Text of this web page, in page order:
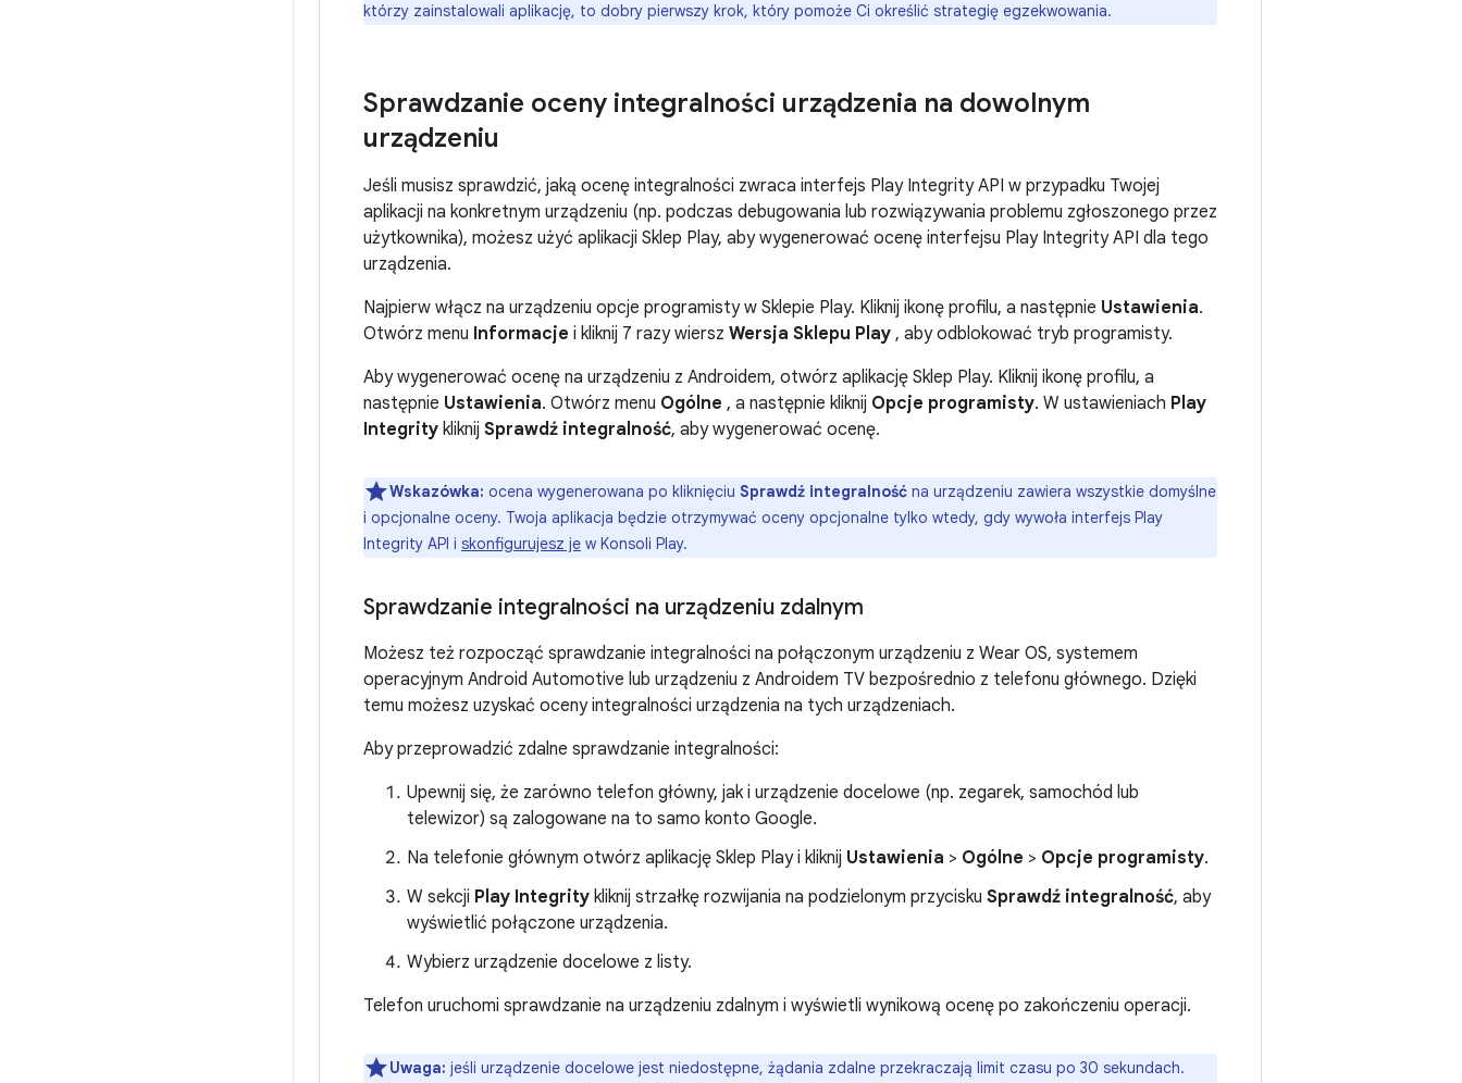
którzy zainstalowali aplikację, to dobry pierwszy krok, który pomoże Ci określić strategię egzekwowania.
Sprawdzanie oceny integralności urządzenia na dowolnym
urządzeniu
Jeśli musisz sprawdzić, jaką ocenę integralności zwraca interfejs Play Integrity API w przypadku Twojej
aplikacji na konkretnym urządzeniu (np. podczas debugowania lub rozwiązywania problemu zgłoszonego przez
użytkownika), możesz użyć aplikacji Sklep Play, aby wygenerować ocenę interfejsu Play Integrity API dla tego
urządzenia.
Najpierw włącz na urządzeniu opcje programisty w Sklepie Play. Kliknij ikonę profilu, a następnie Ustawienia.
Otwórz menu Informacje i kliknij 7 razy wiersz Wersja Sklepu Play , aby odblokować tryb programisty.
Aby wygenerować ocenę na urządzeniu z Androidem, otwórz aplikację Sklep Play. Kliknij ikonę profilu, a
następnie Ustawienia. Otwórz menu Ogólne , a następnie kliknij Opcje programisty. W ustawieniach Play
Integrity kliknij Sprawdź integralność, aby wygenerować ocenę.
Wskazówka: ocena wygenerowana po kliknięciu Sprawdź integralność na urządzeniu zawiera wszystkie domyślne
i opcjonalne oceny. Twoja aplikacja będzie otrzymywać oceny opcjonalne tylko wtedy, gdy wywoła interfejs Play
Integrity API i skonfigurujesz je w Konsoli Play.
Sprawdzanie integralności na urządzeniu zdalnym
Możesz też rozpocząć sprawdzanie integralności na połączonym urządzeniu z Wear OS, systemem
operacyjnym Android Automotive lub urządzeniu z Androidem TV bezpośrednio z telefonu głównego. Dzięki
temu możesz uzyskać oceny integralności urządzenia na tych urządzeniach.
Aby przeprowadzić zdalne sprawdzanie integralności:
Upewnij się, że zarówno telefon główny, jak i urządzenie docelowe (np. zegarek, samochód lub
telewizor) są zalogowane na to samo konto Google.
Na telefonie głównym otwórz aplikację Sklep Play i kliknij Ustawienia > Ogólne > Opcje programisty.
W sekcji Play Integrity kliknij strzałkę rozwijania na podzielonym przycisku Sprawdź integralność, aby
wyświetlić połączone urządzenia.
Wybierz urządzenie docelowe z listy.
Telefon uruchomi sprawdzanie na urządzeniu zdalnym i wyświetli wynikową ocenę po zakończeniu operacji.
Uwaga: jeśli urządzenie docelowe jest niedostępne, żądania zdalne przekraczają limit czasu po 30 sekundach.